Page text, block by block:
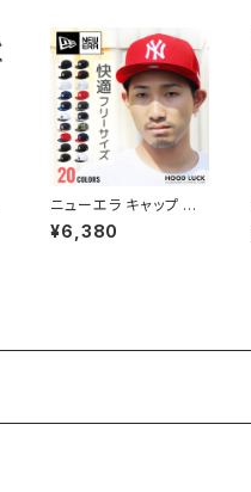
ニューエラ キャップ ヤ
ンキース 9fifty NY NE
W ERA SNAPBACK C
¥6,380